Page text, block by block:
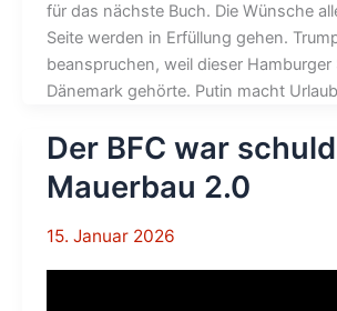
für das nächste Buch. Die Wünsche
Seite werden in Erfüllung gehen.
beanspruchen, weil dieser Hamburger
Dänemark gehörte. Putin macht
Der BFC war
Mauerbau 2.0
15. Januar 2026